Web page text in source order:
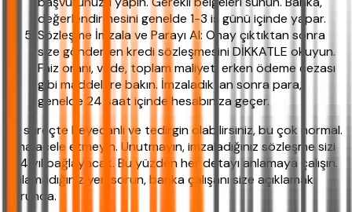
değerlendirmesini genelde 1-3 iş günü içinde yapar.
Sözleşme İmzala ve Parayı Al: Onay çıktıktan sonra
size gönderilen kredi sözleşmesini DİKKATLE okuyun.
Faiz oranı, vade, toplam maliyet, erken ödeme cezası
gibi maddelere bakın. İmzaladıktan sonra para,
genelde 24 saat içinde hesabınıza geçer.
Bu süreçte heyecanlı ve tedirgin olabilirsiniz, bu çok normal.
Ama acele etmeyin. Unutmayın, imzaladığınız sözleşme sizi
3-4 yıl bağlayacak. Bu yüzden her detayı anlamaya çalışın.
Anlamadığınız yeri sorun, banka çalışanı size açıklamak
zorunda.